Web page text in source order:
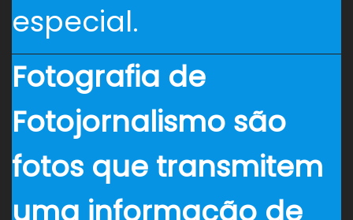
especial.
Fotografia de
Fotojornalismo são
fotos que transmitem
uma informação de